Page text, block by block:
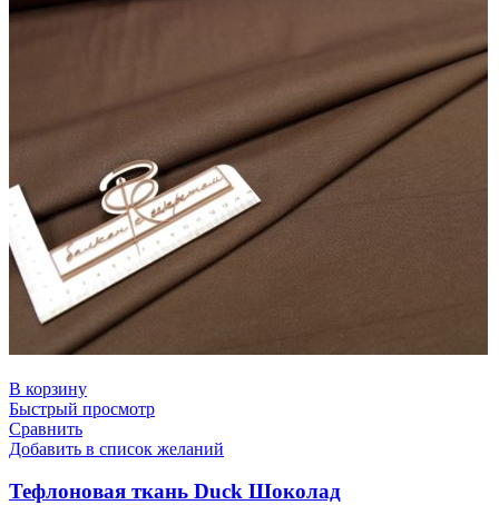
В корзину
Быстрый просмотр
Сравнить
Добавить в список желаний
Тефлоновая ткань Duck Шоколад